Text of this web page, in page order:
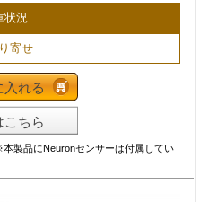
状況
寄せ
入れる
こちら
製品にNeuronセンサーは付属してい